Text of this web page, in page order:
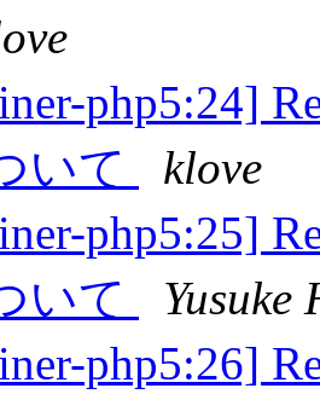
php5:24]
いて
klove
php5:25]
いて
Yusuke
php5:26]